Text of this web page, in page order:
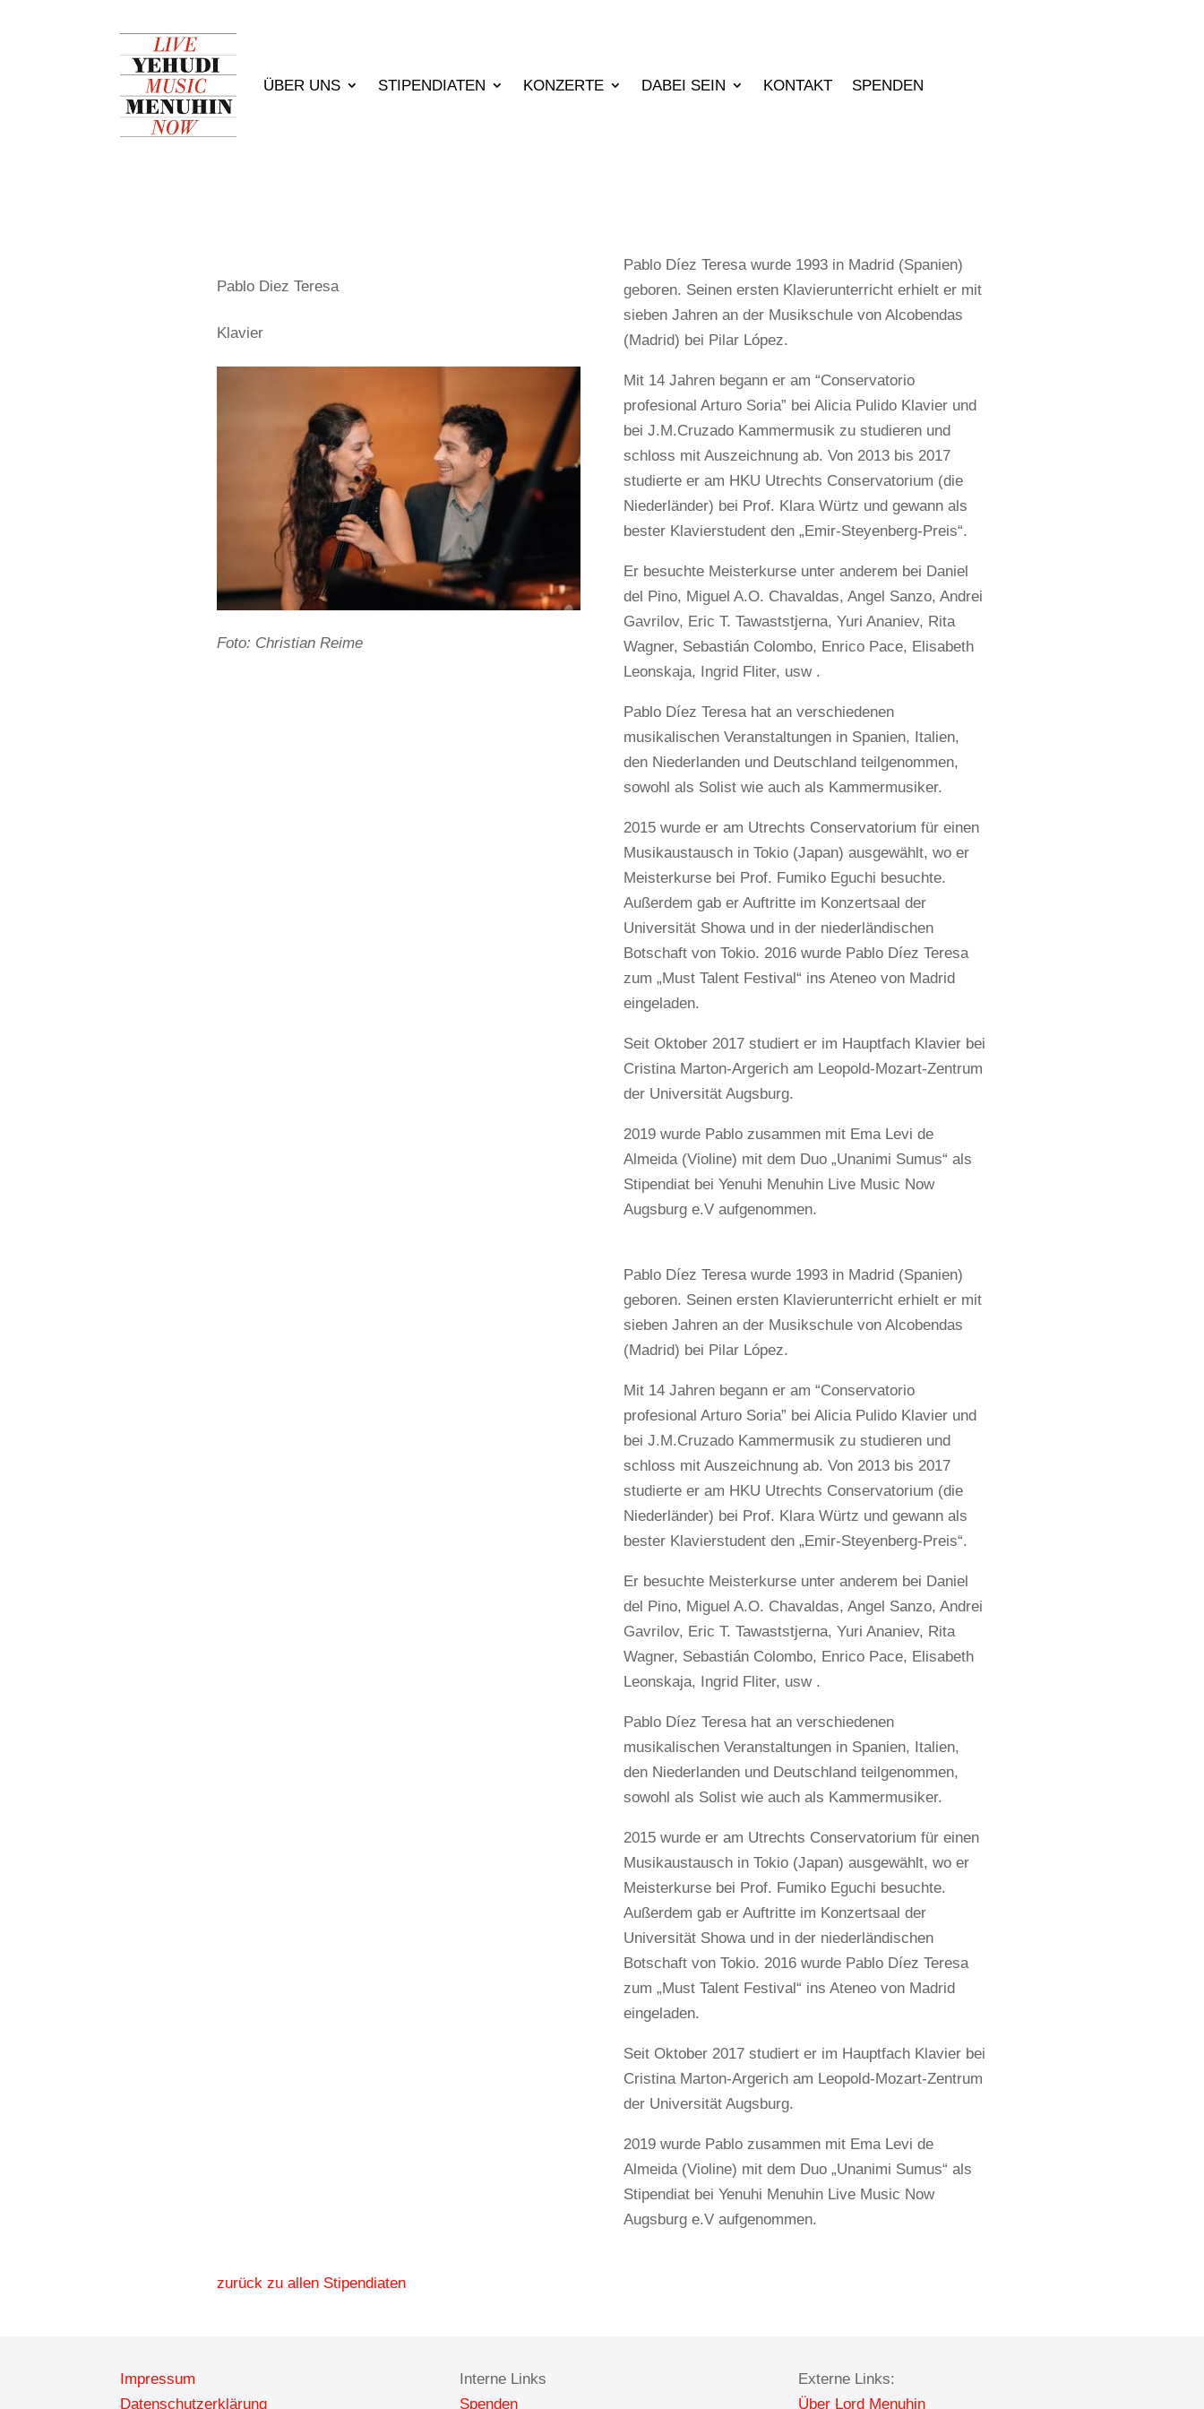
ÜBER UNS STIPENDIATEN KONZERTE DABEI SEIN KONTAKT SPENDEN
Pablo Diez Teresa
Klavier
Foto: Christian Reime
Pablo Díez Teresa wurde 1993 in Madrid (Spanien)
geboren. Seinen ersten Klavierunterricht erhielt er mit
sieben Jahren an der Musikschule von Alcobendas
(Madrid) bei Pilar López.
Mit 14 Jahren begann er am “Conservatorio
profesional Arturo Soria” bei Alicia Pulido Klavier und
bei J.M.Cruzado Kammermusik zu studieren und
schloss mit Auszeichnung ab. Von 2013 bis 2017
studierte er am HKU Utrechts Conservatorium (die
Niederländer) bei Prof. Klara Würtz und gewann als
bester Klavierstudent den „Emir-Steyenberg-Preis“.
Er besuchte Meisterkurse unter anderem bei Daniel
del Pino, Miguel A.O. Chavaldas, Angel Sanzo, Andrei
Gavrilov, Eric T. Tawaststjerna, Yuri Ananiev, Rita
Wagner, Sebastián Colombo, Enrico Pace, Elisabeth
Leonskaja, Ingrid Fliter, usw .
Pablo Díez Teresa hat an verschiedenen
musikalischen Veranstaltungen in Spanien, Italien,
den Niederlanden und Deutschland teilgenommen,
sowohl als Solist wie auch als Kammermusiker.
2015 wurde er am Utrechts Conservatorium für einen
Musikaustausch in Tokio (Japan) ausgewählt, wo er
Meisterkurse bei Prof. Fumiko Eguchi besuchte.
Außerdem gab er Auftritte im Konzertsaal der
Universität Showa und in der niederländischen
Botschaft von Tokio. 2016 wurde Pablo Díez Teresa
zum „Must Talent Festival“ ins Ateneo von Madrid
eingeladen.
Seit Oktober 2017 studiert er im Hauptfach Klavier bei
Cristina Marton-Argerich am Leopold-Mozart-Zentrum
der Universität Augsburg.
2019 wurde Pablo zusammen mit Ema Levi de
Almeida (Violine) mit dem Duo „Unanimi Sumus“ als
Stipendiat bei Yenuhi Menuhin Live Music Now
Augsburg e.V aufgenommen.
Pablo Díez Teresa wurde 1993 in Madrid (Spanien)
geboren. Seinen ersten Klavierunterricht erhielt er mit
sieben Jahren an der Musikschule von Alcobendas
(Madrid) bei Pilar López.
Mit 14 Jahren begann er am “Conservatorio
profesional Arturo Soria” bei Alicia Pulido Klavier und
bei J.M.Cruzado Kammermusik zu studieren und
schloss mit Auszeichnung ab. Von 2013 bis 2017
studierte er am HKU Utrechts Conservatorium (die
Niederländer) bei Prof. Klara Würtz und gewann als
bester Klavierstudent den „Emir-Steyenberg-Preis“.
Er besuchte Meisterkurse unter anderem bei Daniel
del Pino, Miguel A.O. Chavaldas, Angel Sanzo, Andrei
Gavrilov, Eric T. Tawaststjerna, Yuri Ananiev, Rita
Wagner, Sebastián Colombo, Enrico Pace, Elisabeth
Leonskaja, Ingrid Fliter, usw .
Pablo Díez Teresa hat an verschiedenen
musikalischen Veranstaltungen in Spanien, Italien,
den Niederlanden und Deutschland teilgenommen,
sowohl als Solist wie auch als Kammermusiker.
2015 wurde er am Utrechts Conservatorium für einen
Musikaustausch in Tokio (Japan) ausgewählt, wo er
Meisterkurse bei Prof. Fumiko Eguchi besuchte.
Außerdem gab er Auftritte im Konzertsaal der
Universität Showa und in der niederländischen
Botschaft von Tokio. 2016 wurde Pablo Díez Teresa
zum „Must Talent Festival“ ins Ateneo von Madrid
eingeladen.
Seit Oktober 2017 studiert er im Hauptfach Klavier bei
Cristina Marton-Argerich am Leopold-Mozart-Zentrum
der Universität Augsburg.
2019 wurde Pablo zusammen mit Ema Levi de
Almeida (Violine) mit dem Duo „Unanimi Sumus“ als
Stipendiat bei Yenuhi Menuhin Live Music Now
Augsburg e.V aufgenommen.
zurück zu allen Stipendiaten
Impressum
Datenschutzerklärung
Interne Links
Spenden
Externe Links:
Über Lord Menuhin